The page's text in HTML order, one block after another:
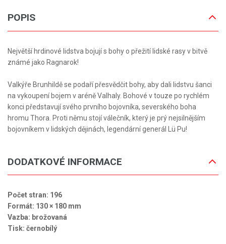
POPIS
Největší hrdinové lidstva bojují s bohy o přežití lidské rasy v bitvě
známé jako Ragnarok!
Valkýře Brunhildě se podaří přesvědčit bohy, aby dali lidstvu šanci
na vykoupení bojem v aréně Valhaly. Bohové v touze po rychlém
konci představují svého prvního bojovníka, severského boha
hromu Thora. Proti němu stojí válečník, který je prý nejsilnějším
bojovníkem v lidských dějinách, legendární generál Lü Pu!
DODATKOVÉ INFORMACE
Počet stran: 196
Formát: 130 × 180 mm
Vazba: brožovaná
Tisk: černobílý